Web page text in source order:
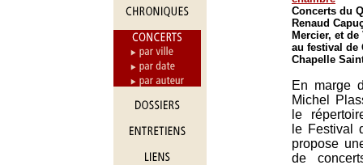
Concerts du
Renaud
Mercier, et
au festival de
Chapelle
En marge
Michel
le
le Festival
propose
de